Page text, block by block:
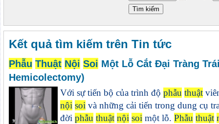
Kết quả tìm kiếm trên Tin tức
Phẫu Thuật Nội Soi Một Lỗ Cắt Đại Tràng
Hemicolectomy)
Với sự tiến bộ của trình độ phẫu thuật
nội soi và những cải tiến trong dung cụ
đời phẫu thuật nội soi một lỗ. Phẫu thuật